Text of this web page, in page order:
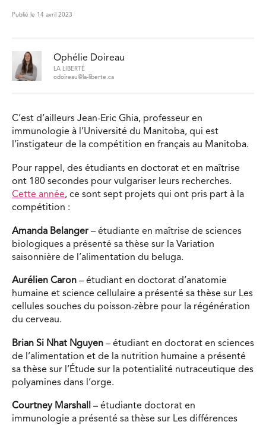
Publié le 14 avril 2023
Ophélie Doireau
LA LIBERTÉ
odoireau@la-liberte.ca
C’est d’ailleurs Jean-Eric Ghia, professeur en
immunologie à l’Université du Manitoba, qui est
l’instigateur de la compétition en français au Manitoba.
Pour rappel, des étudiants en doctorat et en maîtrise
ont 180 secondes pour vulgariser leurs recherches.
Cette année, ce sont sept projets qui ont pris part à la
compétition :
Amanda Belanger – étudiante en maîtrise de sciences
biologiques a présenté sa thèse sur la Variation
saisonnière de l’alimentation du beluga.
Aurélien Caron – étudiant en doctorat d’anatomie
humaine et science cellulaire a présenté sa thèse sur Les
cellules souches du poisson-zèbre pour la régénération
du cerveau.
Brian Si Nhat Nguyen – étudiant en doctorat en sciences
de l’alimentation et de la nutrition humaine a présenté
sa thèse sur l’Étude sur la potentialité nutraceutique des
polyamines dans l’orge.
Courtney Marshall – étudiante doctorat en
immunologie a présenté sa thèse sur Les différences